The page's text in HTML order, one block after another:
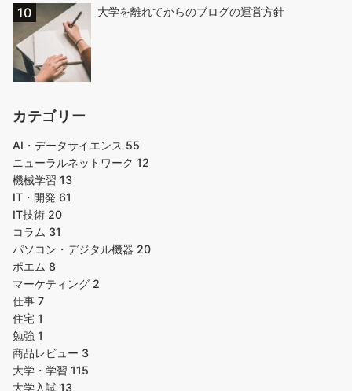
大学を離れてからのブログの運営方針
カテゴリー
AI・データサイエンス 55
ニューラルネットワーク 12
機械学習 13
IT・開発 61
IT技術 20
コラム 31
パソコン・デジタル機器 20
ポエム 8
マーケティング 2
仕事 7
住宅 1
勉強 1
商品レビュー 3
大学・学習 115
大学入試 13